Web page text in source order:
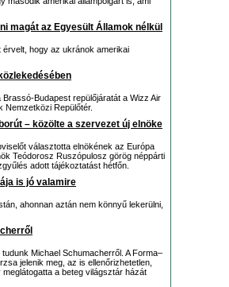
magát az Egyesült Államok nélkül
hogy az ukránok amerikai
Budapest repülőjáratát a Wizz Air
Nemzetközi Repülőtér.
– közölte a szervezet új elnöke
választotta elnökének az Európa
Teódorosz Ruszópulosz görög néppárti
adott tájékoztatást hétfőn.
is jó valamire
ahonnan aztán nem könnyű lekerülni,
Michael Schumacherről. A Forma–
jelenik meg, az is ellenőrizhetetlen,
a beteg világsztár házát